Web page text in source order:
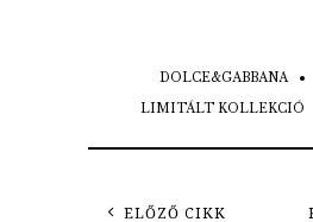
DOLCE&GABBANA
LIMITÁLT KOLLEKCIÓ
ELŐZŐ CIKK